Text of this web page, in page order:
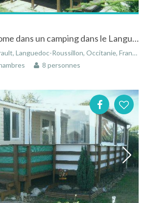
Location mobil-home dans un camping dans le Languedoc-Roussillon
Languedoc-Roussillon, Occitanie, France
8 personnes